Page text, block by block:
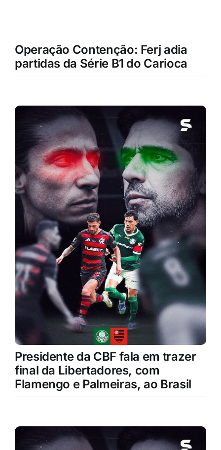
Operação Contenção: Ferj adia
partidas da Série B1 do Carioca
Presidente da CBF fala em trazer
final da Libertadores, com
Flamengo e Palmeiras, ao Brasil